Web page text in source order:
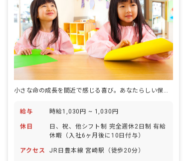
小さな命の成長を間近で感じる喜び。あなたらしい保育をここで見つけませんか？
給与 時給1,030円 ~ 1,030円
休日
日、祝、他シフト制 完全週休2日制 有給
休暇（入社6ヶ月後に10日付与）
アクセス JR日豊本線 宮崎駅（徒歩20分）